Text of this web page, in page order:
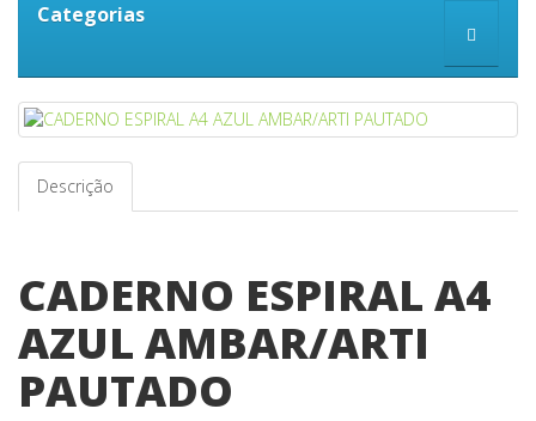
Categorias
Descrição
CADERNO ESPIRAL A4
AZUL AMBAR/ARTI
PAUTADO